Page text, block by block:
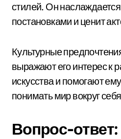
стилей. Он
постановками и ценит
Культурные
выражают его интерес
искусства и помогают
понимать мир вокруг
Вопрос-ответ: